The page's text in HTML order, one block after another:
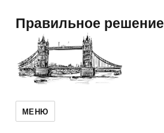
Правильное решение
МЕНЮ